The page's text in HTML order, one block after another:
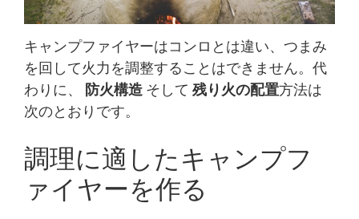
キャンプファイヤーはコンロとは違い、つまみ
を回して火力を調整することはできません。代
わりに、 防火構造そして 残り火の配置方法は
次のとおりです。
調理に適したキャンプフ
ァイヤーを作る